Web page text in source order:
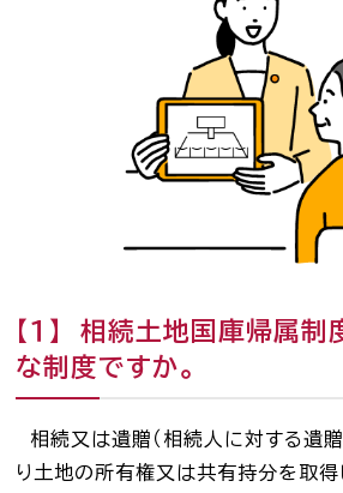
司法書士に相談したい人へ
学生の皆さんへ
司法書士法違反
情報提供フォーム
【１】 相続土地国庫帰属制
な制度ですか。
相続又は遺贈（相続人に対する遺贈
り土地の所有権又は共有持分を取